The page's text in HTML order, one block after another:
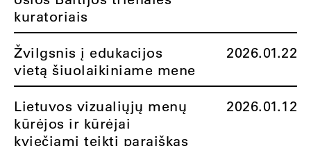
kuratoriais
Žvilgsnis į edukacijos
vietą šiuolaikiniame mene
2026.01.22
Lietuvos vizualiųjų menų
kūrėjos ir kūrėjai
kviečiami teikti paraiškas
2026.01.12